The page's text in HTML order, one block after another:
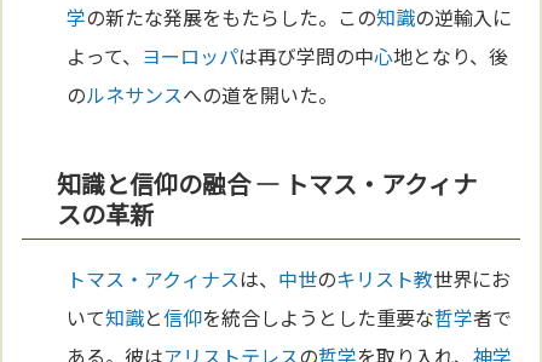
学の新たな発展をもたらした。この知識の逆輸入に
よって、 ヨーロッパは再び学問の中心地となり、後
のルネサンスへの道を開いた。
知識と信仰の融合 — トマス・アクィナ
スの革新
トマス・アクィナスは、 中世のキリスト教世界にお
いて知識と信仰を統合しようとした重要な哲学者で
ある。彼はアリストテレスの哲学を取り入れ、神学